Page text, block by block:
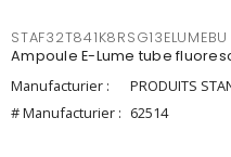
STAF32T841K8RSG13ELUMEBU
Ampoule E-Lume tube
Manufacturier :
PRODUITS
# Manufacturier : 62514